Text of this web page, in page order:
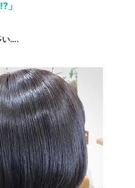
」
い….